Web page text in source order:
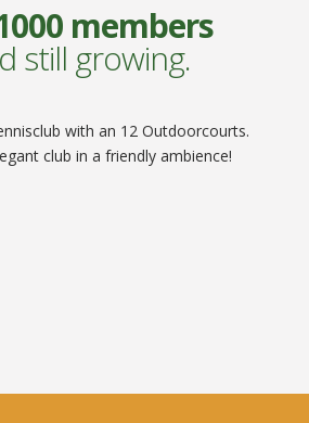
members
still growing.
with an 12 Outdoorcourts.
club in a friendly ambience!